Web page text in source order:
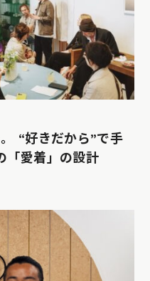
“好きだから”で手
「愛着」の設計